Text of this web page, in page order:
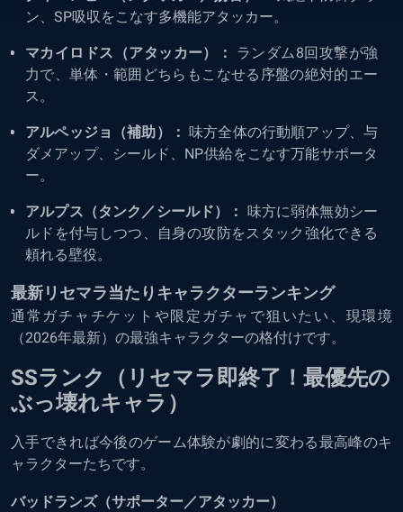
ン、SP吸収をこなす多機能アタッカー。
マカイロドス（アタッカー）：
ランダム8回攻撃が強
力で、単体・範囲どちらもこなせる序盤の絶対的エー
ス。
アルペッジョ（補助）： 味方全体の行動順アップ、与
ダメアップ、シールド、NP供給をこなす万能サポータ
ー。
アルプス（タンク／シールド）： 味方に弱体無効シー
ルドを付与しつつ、自身の攻防をスタック強化できる
頼れる壁役。
最新リセマラ当たりキャラクターランキング
通常ガチャチケットや限定ガチャで狙いたい、現環境
（2026年最新）の最強キャラクターの格付けです。
SSランク（リセマラ即終了！最優先の
ぶっ壊れキャラ）
入手できれば今後のゲーム体験が劇的に変わる最高峰のキ
ャラクターたちです。
バッドランズ（サポーター／アタッカー）